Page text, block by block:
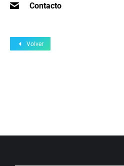
Contacto
Volver